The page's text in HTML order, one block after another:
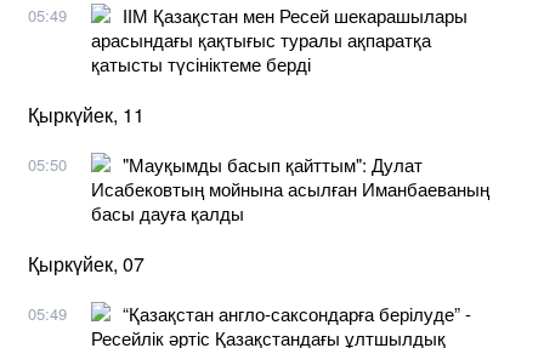
05:49
ІІМ Қазақстан мен Ресей шекарашылары
арасындағы қақтығыс туралы ақпаратқа
қатысты түсініктеме берді
Қыркүйек, 11
05:50
"Мауқымды басып қайттым": Дулат
Исабековтың мойнына асылған Иманбаеваның
басы дауға қалды
Қыркүйек, 07
05:49
“Қазақстан англо-саксондарға берілуде” -
Ресейлік әртіс Қазақстандағы ұлтшылдық